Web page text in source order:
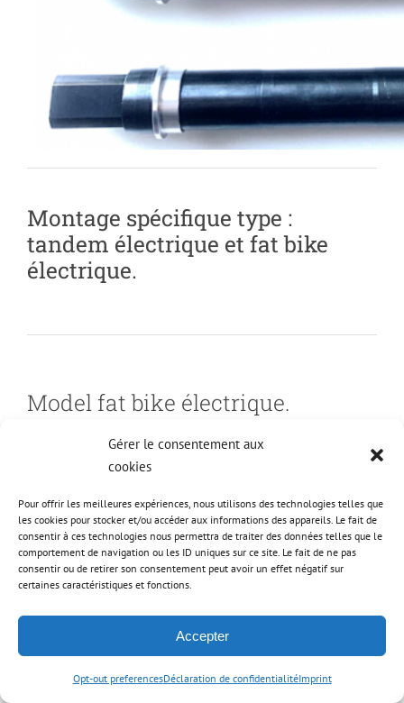
Gérer le consentement aux
cookies
Pour offrir les meilleures expériences, nous utilisons des technologies telles que
les cookies pour stocker et/ou accéder aux informations des appareils. Le fait de
consentir à ces technologies nous permettra de traiter des données telles que le
comportement de navigation ou les ID uniques sur ce site. Le fait de ne pas
consentir ou de retirer son consentement peut avoir un effet négatif sur
certaines caractéristiques et fonctions.
Accepter
Opt-out preferencesDéclaration de confidentialitéImprint
Montage spécifique type :
tandem électrique et fat bike
électrique.
Model fat bike électrique.
Le model standard du kit est livrer avec un axe
compatible avec la plupart des vélos que votre cadre
country.
Pour lesfat bike electriquequi ont des cadre extra large
nous proposons une version spécifique fat avec 2
La version longue pour vélos FAT BIKE avec
entraxe de cadre a la roue arrière de 170mm.